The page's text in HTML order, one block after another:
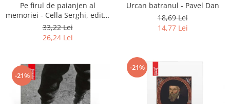
Pe firul de paianjen al
memoriei - Cella Serghi, editia
2020
33,22 Lei
26,24 Lei
Urcan batranul - Pavel Dan
18,69 Lei
14,77 Lei
-21%
-21%